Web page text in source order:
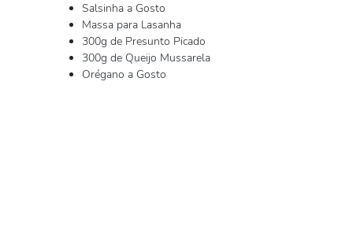
Salsinha a Gosto
Massa para Lasanha
300g de Presunto Picado
300g de Queijo Mussarela
Orégano a Gosto